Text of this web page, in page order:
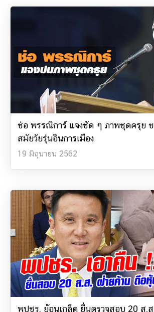
ช่อ พรรณิการ์ แจงชัด ๆ ภาพชุดครุย
สมัยวัยรุ่นอินการเมือง
19 มิถุนายน 2562
พปชร. ย้อนเกล็ด ยื่นตรวจสอบ 20 ส.